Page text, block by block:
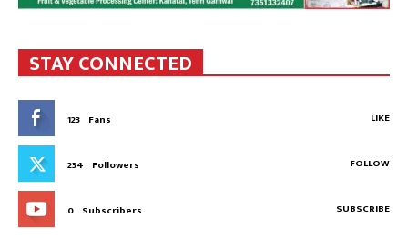
STAY CONNECTED
123 Fans LIKE
234 Followers FOLLOW
0 Subscribers SUBSCRIBE